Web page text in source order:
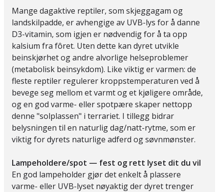
Mange dagaktive reptiler, som skjeggagam og
landskilpadde, er avhengige av UVB-lys for å danne
D3-vitamin, som igjen er nødvendig for å ta opp
kalsium fra fôret. Uten dette kan dyret utvikle
beinskjørhet og andre alvorlige helseproblemer
(metabolisk beinsykdom). Like viktig er varmen: de
fleste reptiler regulerer kroppstemperaturen ved å
bevege seg mellom et varmt og et kjøligere område,
og en god varme- eller spotpære skaper nettopp
denne "solplassen" i terrariet. I tillegg bidrar
belysningen til en naturlig dag/natt-rytme, som er
viktig for dyrets naturlige adferd og søvnmønster.
Lampeholdere/spot — fest og rett lyset dit du vil
En god lampeholder gjør det enkelt å plassere
varme- eller UVB-lyset nøyaktig der dyret trenger